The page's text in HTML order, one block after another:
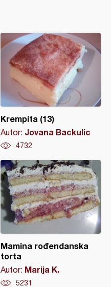
Krempita (13)
Autor: Jovana Backulic
4732
Mamina rođendanska
torta
Autor: Marija K.
5231